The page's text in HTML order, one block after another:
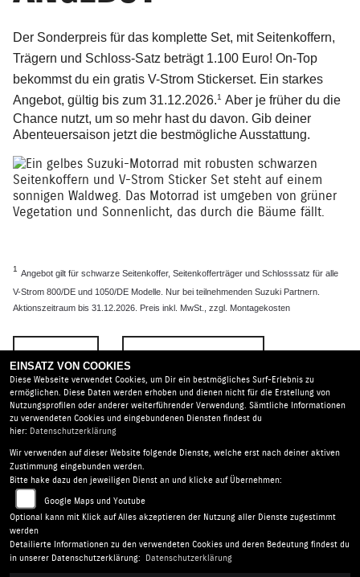
Der Sonderpreis für das komplette Set, mit Seitenkoffern,
Trägern und Schloss-Satz beträgt 1.100 Euro! On-Top
bekommst du ein gratis V-Strom Stickerset. Ein starkes
Angebot, gültig bis zum 31.12.2026.1 Aber je früher du die
Chance nutzt, um so mehr hast du davon. Gib deiner
Abenteuersaison jetzt die bestmögliche Ausstattung.
1 Angebot gilt für schwarze Seitenkoffer, Seitenkofferträger und Schlosssatz für alle
V-Strom 800/DE und 1050/DE Modelle. Nur bei teilnehmenden Suzuki Partnern.
Aktionszeitraum bis 31.12.2026. Preis inkl. MwSt., zzgl. Montagekosten
Motorradcenter Wittenberg |Teucheler Weg 70 | 06886
Wittenberg | Deutschland
AGB |Impressum
Barrierefreiheit |Batterieverordnung
Folgen Sie uns
EINSATZ VON COOKIES
Diese Webseite verwendet Cookies, um Dir ein bestmögliches Surf-Erlebnis zu
ermöglichen. Diese Daten werden erhoben und dienen nicht für die Erstellung von
Nutzungsprofilen oder anderer weiterführender Verwendung. Sämtliche Informationen
zu verwendeten Cookies und eingebundenen Diensten findest du
hier: Datenschutzerklärung
Wir verwenden auf dieser Website folgende Dienste, welche erst nach deiner aktiven
Zustimmung eingebunden werden.
Bitte hake dazu den jeweiligen Dienst an und klicke auf Übernehmen:
Google Maps und Youtube
Optional kann mit Klick auf Alles akzeptieren der Nutzung aller Dienste zugestimmt
werden
Detailierte Informationen zu den verwendeten Cookies und deren Bedeutung findest du
in unserer Datenschutzerklärung:
Datenschutzerklärung